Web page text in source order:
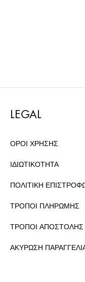
LEGAL
ΟΡΟΙ ΧΡΗΣΗΣ
ΙΔΙΩΤΙΚΟΤΗΤΑ
ΠΟΛΙΤΙΚΗ
ΤΡΟΠΟΙ ΠΛΗΡΩΜΗΣ
ΤΡΟΠΟΙ ΑΠΟΣΤΟΛΗΣ
ΑΚΥΡΩΣΗ